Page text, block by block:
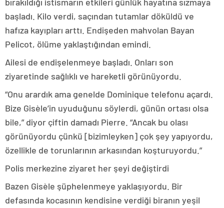
başladı. Kilo verdi, saçından tutamlar döküldü ve
hafıza kayıpları arttı. Endişeden mahvolan Bayan
Pelicot, ölüme yaklaştığından emindi.
Ailesi de endişelenmeye başladı. Onları son
ziyaretinde sağlıklı ve hareketli görünüyordu.
“Onu arardık ama genelde Dominique telefonu açardı.
Bize Gisèle’in uyuduğunu söylerdi, günün ortası olsa
bile,” diyor çiftin damadı Pierre. “Ancak bu olası
görünüyordu çünkü [bizimleyken] çok şey yapıyordu,
özellikle de torunlarının arkasından koşturuyordu.”
Polis merkezine ziyaret her şeyi değiştirdi
Bazen Gisèle şüphelenmeye yaklaşıyordu. Bir
defasında kocasının kendisine verdiği biranın yeşil